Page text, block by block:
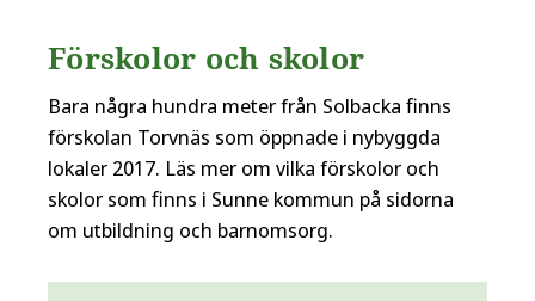
Förskolor och skolor
Bara några hundra meter från Solbacka finns
förskolan Torvnäs som öppnade i nybyggda
lokaler 2017. Läs mer om vilka förskolor och
skolor som finns i Sunne kommun på sidorna
om utbildning och barnomsorg.